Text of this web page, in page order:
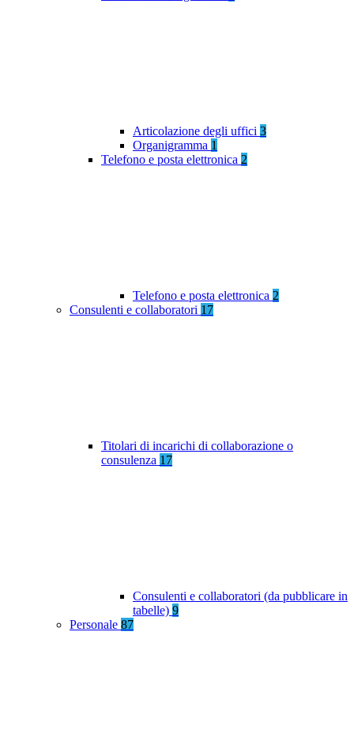
Articolazione degli uffici 3
Organigramma 1
Telefono e posta elettronica 2
Telefono e posta elettronica 2
Consulenti e collaboratori 17
Titolari di incarichi di collaborazione o
consulenza 17
Consulenti e collaboratori (da pubblicare in
tabelle) 9
Personale 87